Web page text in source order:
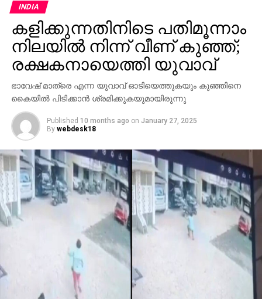
INDIA
കളിക്കുന്നതിനിടെ പതിമൂന്നാം
നിലയില്‍ നിന്ന് വീണ് കുഞ്ഞ്;
രക്ഷകനായെത്തി യുവാവ്
ഭാവേഷ് മാത്രെ എന്ന യുവാവ് ഓടിയെത്തുകയും കുഞ്ഞിനെ
കൈയില്‍ പിടിക്കാന്‍ ശ്രമിക്കുകയുമായിരുന്നു
Published 10 months ago on January 27, 2025
By webdesk18